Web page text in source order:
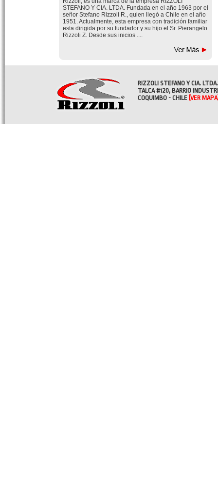
STEFANO Y CIA. LTDA. Fundada en el año 1963 por el
señor Stefano Rizzoli R., quien llegó a Chile en el año
1951. Actualmente, esta empresa con tradición familiar
esta dirigida por su fundador y su hijo el Sr. Pierangelo
Rizzoli Z. Desde sus inicios ....
RIZZOLI STEFANO Y CIA. LTDA.
TALCA #120, BARRIO
COQUIMBO - CHILE [VER